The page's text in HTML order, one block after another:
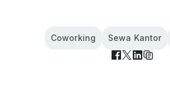
Coworking Sewa Kantor